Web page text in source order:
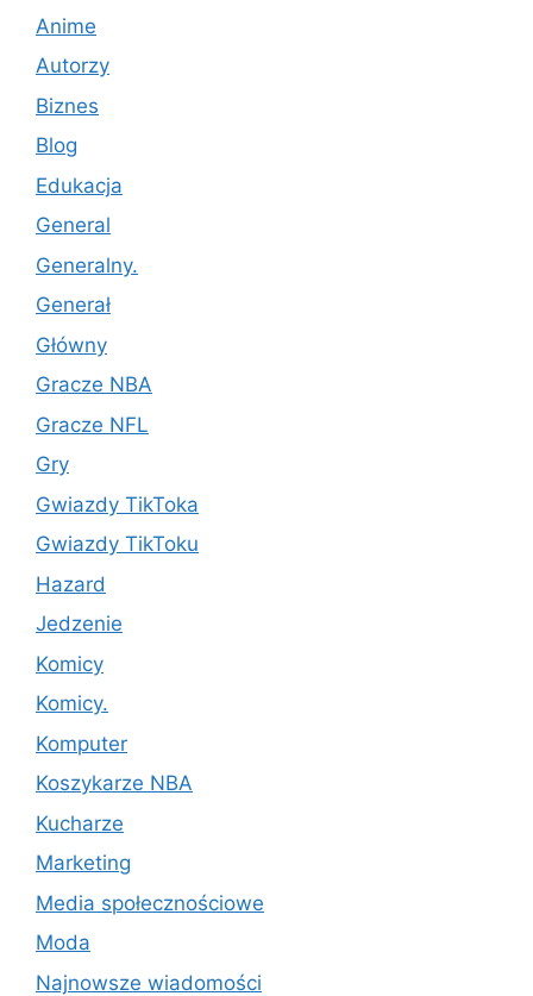
Anime
Autorzy
Biznes
Blog
Edukacja
General
Generalny.
Generał
Główny
Gracze NBA
Gracze NFL
Gry
Gwiazdy TikToka
Gwiazdy TikToku
Hazard
Jedzenie
Komicy
Komicy.
Komputer
Koszykarze NBA
Kucharze
Marketing
Media społecznościowe
Moda
Najnowsze wiadomości